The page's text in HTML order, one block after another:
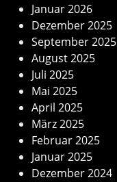
Januar 2026
Dezember 2025
September 2025
August 2025
Juli 2025
Mai 2025
April 2025
März 2025
Februar 2025
Januar 2025
Dezember 2024